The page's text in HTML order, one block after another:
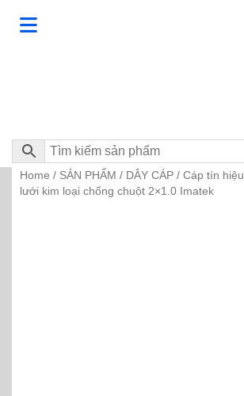
Home / SẢN PHẨM / DÂY CÁP / Cáp tín hiệu
lưới kim loại chống chuột 2×1.0 Imatek